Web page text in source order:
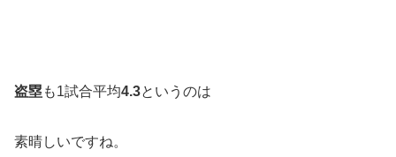
盗塁も1試合平均4.3というのは
素晴しいですね。